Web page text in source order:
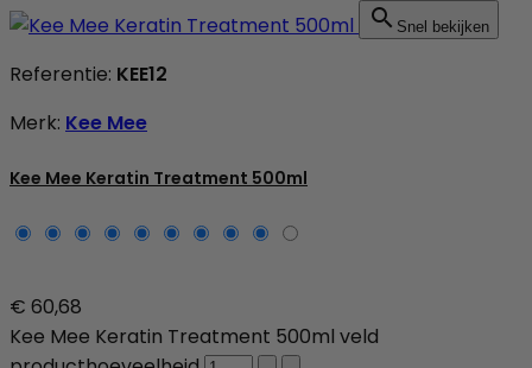
 Snel bekijken
Referentie: KEE12
Merk: Kee Mee
Kee Mee Keratin Treatment 500ml
€ 60,68
Kee Mee Keratin Treatment 500ml veld